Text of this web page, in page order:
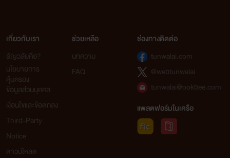
เกี่ยวกับเรา
ธัญวลัยคือ?
นโยบายการ
คุ้มครอง
ข้อมูลส่วนบุคคล
เงื่อนไขและข้อตกลง
Third-Party
Notice
ดาวน์โหลด
ช่วยเหลือ
บทความ
FAQ
ช่องทางติดต่อ
tunwalai.com
@webtunwalai
tunwalai@ookbee.com
แพลตฟอร์มในเครือ